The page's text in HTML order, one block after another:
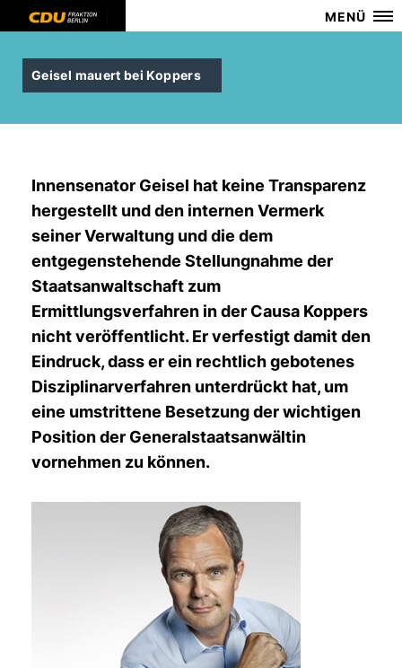
MENÜ
Geisel mauert bei Koppers
Innensenator Geisel hat keine Transparenz
hergestellt und den internen Vermerk
seiner Verwaltung und die dem
entgegenstehende Stellungnahme der
Staatsanwaltschaft zum
Ermittlungsverfahren in der Causa Koppers
nicht veröffentlicht. Er verfestigt damit den
Eindruck, dass er ein rechtlich gebotenes
Disziplinarverfahren unterdrückt hat, um
eine umstrittene Besetzung der wichtigen
Position der Generalstaatsanwältin
vornehmen zu können.